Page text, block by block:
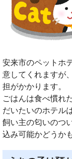
安来市のペットホ
意してくれますが
担がかかります。
ごはんは食べ慣れ
だいたいのホテル
飼い主の匂いのつ
込み可能かどうか